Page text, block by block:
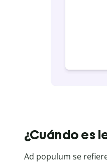
¿Cuándo es
Ad populum se